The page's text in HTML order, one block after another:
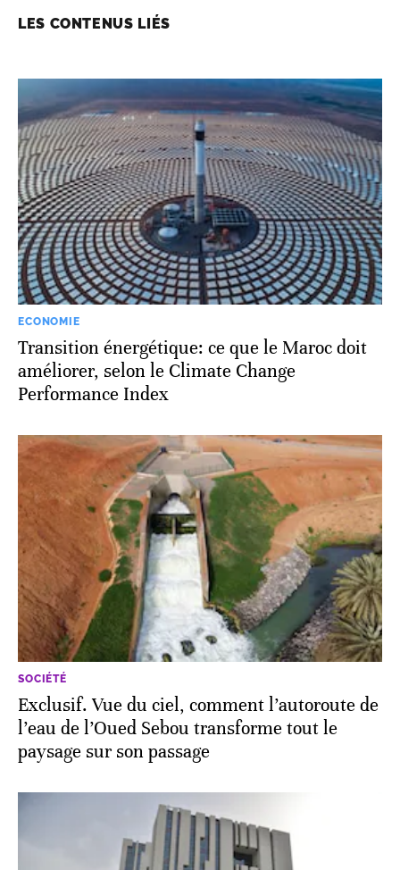
LES CONTENUS LIÉS
ECONOMIE
Transition énergétique: ce que le Maroc doit
améliorer, selon le Climate Change
Performance Index
SOCIÉTÉ
Exclusif. Vue du ciel, comment l’autoroute de
l’eau de l’Oued Sebou transforme tout le
paysage sur son passage